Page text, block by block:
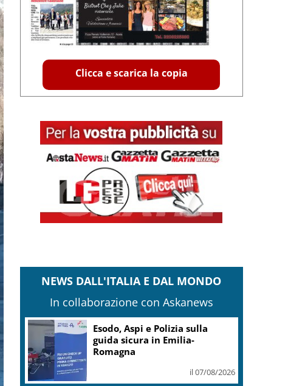
Clicca e scarica la copia
NEWS DALL'ITALIA E DAL MONDO
In collaborazione con Askanews
Esodo, Aspi e Polizia sulla
guida sicura in Emilia-
Romagna
il 07/08/2026